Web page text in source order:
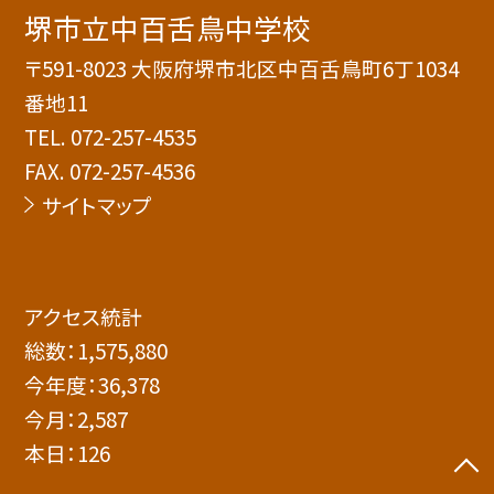
堺市立中百舌鳥中学校
〒591-8023 大阪府堺市北区中百舌鳥町6丁1034
番地11
TEL. 072-257-4535
FAX. 072-257-4536
サイトマップ
アクセス統計
総数： 1,575,880
今年度：36,378
今月：2,587
本日： 126